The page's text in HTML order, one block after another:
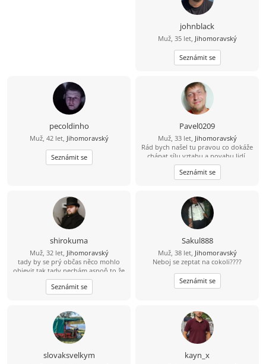
johnblack
Muž, 35 let, Jihomoravský
Seznámit se
pecoldinho
Muž, 42 let, Jihomoravský
Seznámit se
Pavel0209
Muž, 33 let, Jihomoravský
Rád bych našel tu pravou co dokáže
chápat sílu vztahu a povahu lidí.
Seznámit se
shirokuma
Muž, 32 let, Jihomoravský
tady by se prý občas něco mohlo
objevit tak tady nechám aspoň to že
jsem divná osoba :D
Seznámit se
Sakul888
Muž, 38 let, Jihomoravský
Neboj se zeptat na cokoli????
Seznámit se
slovaksvelkym kayn_x